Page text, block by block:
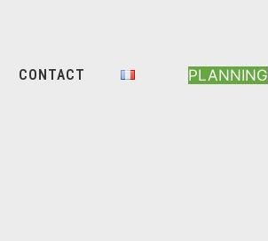
CONTACT PLANNING